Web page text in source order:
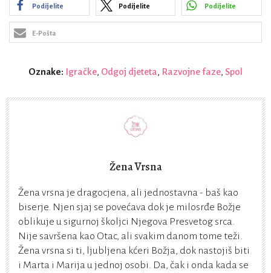
Podijelite Podijelite Podijelite
E-Pošta
Oznake: Igračke, Odgoj djeteta, Razvojne faze, Spol
Žena Vrsna
Žena vrsna je dragocjena, ali jednostavna - baš kao
biserje. Njen sjaj se povećava dok je milosrđe Božje
oblikuje u sigurnoj školjci Njegova Presvetog srca.
Nije savršena kao Otac, ali svakim danom tome teži.
Žena vrsna si ti, ljubljena kćeri Božja, dok nastojiš biti
i Marta i Marija u jednoj osobi. Da, čak i onda kada se